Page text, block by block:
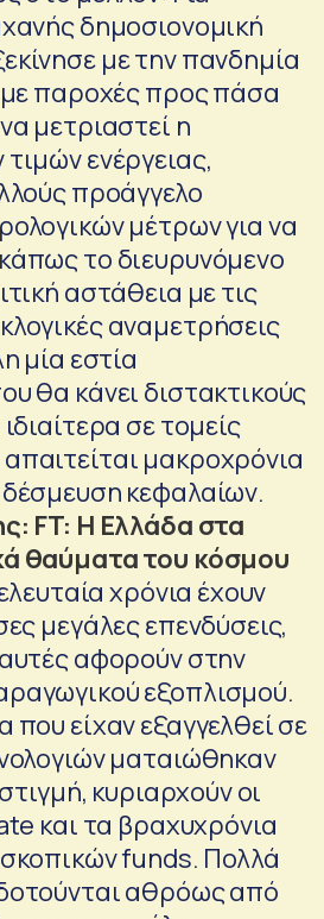
δημοσιονομική
με την πανδημία
με παροχές προς πάσα
μετριαστεί η
ενέργειας,
προάγγελο
μέτρων για να
το διευρυνόμενο
αστάθεια με τις
αναμετρήσεις
μία εστία
θα κάνει διστακτικούς
σε τομείς
μακροχρόνια
κεφαλαίων.
FT: Η Ελλάδα στα
θαύματα του κόσμου
χρόνια έχουν
μεγάλες επενδύσεις,
αφορούν στην
εξοπλισμού.
που είχαν εξαγγελθεί σε
ματαιώθηκαν
κυριαρχούν οι
και τα βραχυχρόνια
funds. Πολλά
αθρόως από